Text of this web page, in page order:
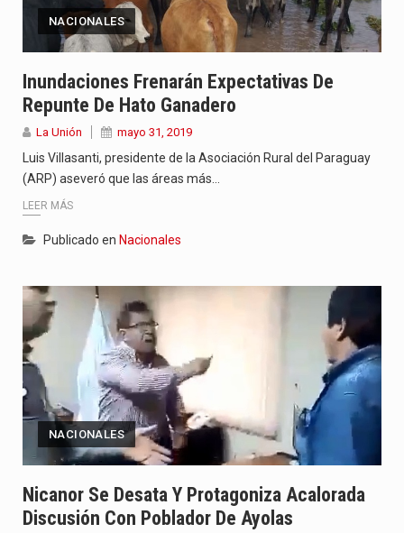
NACIONALES
Inundaciones Frenarán Expectativas De
Repunte De Hato Ganadero
La Unión mayo 31, 2019
Luis Villasanti, presidente de la Asociación Rural del Paraguay
(ARP) aseveró que las áreas más…
LEER MÁS
Publicado en Nacionales
NACIONALES
Nicanor Se Desata Y Protagoniza Acalorada
Discusión Con Poblador De Ayolas